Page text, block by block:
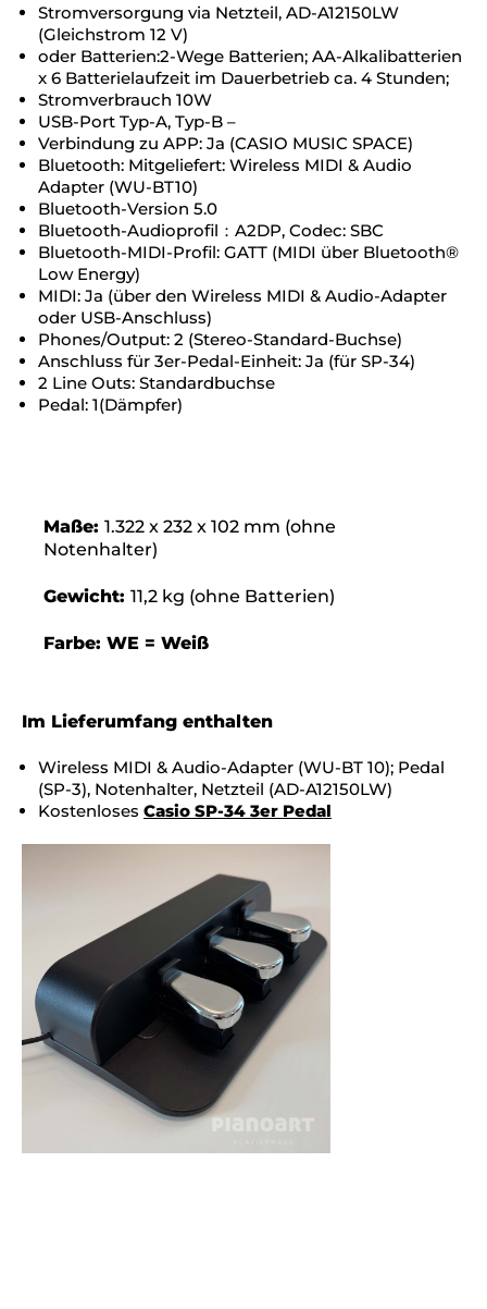
Stromversorgung via Netzteil, AD-A12150LW
(Gleichstrom 12 V)
oder Batterien:2-Wege Batterien; AA-Alkalibatterien
x 6 Batterielaufzeit im Dauerbetrieb ca. 4 Stunden;
Stromverbrauch 10W
USB-Port Typ-A, Typ-B –
Verbindung zu APP: Ja (CASIO MUSIC SPACE)
Bluetooth: Mitgeliefert: Wireless MIDI & Audio
Adapter (WU-BT10)
Bluetooth-Version 5.0
Bluetooth-Audioprofil：A2DP, Codec: SBC
Bluetooth-MIDI-Profil: GATT (MIDI über Bluetooth®
Low Energy)
MIDI: Ja (über den Wireless MIDI & Audio-Adapter
oder USB-Anschluss)
Phones/Output: 2 (Stereo-Standard-Buchse)
Anschluss für 3er-Pedal-Einheit: Ja (für SP-34)
2 Line Outs: Standardbuchse
Pedal: 1(Dämpfer)
Maße: 1.322 x 232 x 102 mm (ohne
Notenhalter)
Gewicht: 11,2 kg (ohne Batterien)
Farbe: WE = Weiß
Im Lieferumfang enthalten
Wireless MIDI & Audio-Adapter (WU-BT 10); Pedal
(SP-3), Notenhalter, Netzteil (AD-A12150LW)
Kostenloses Casio SP-34 3er Pedal